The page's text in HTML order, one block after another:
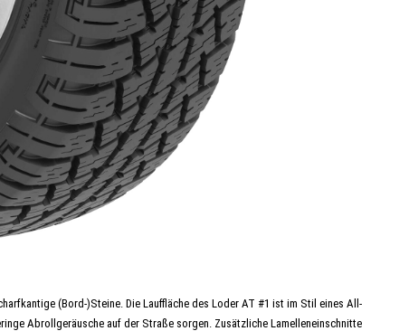
(Bord-)Steine. Die Lauffläche des Loder AT #1 ist im Stil eines All-
Abrollgeräusche auf der Straße sorgen. Zusätzliche Lamelleneinschnitte